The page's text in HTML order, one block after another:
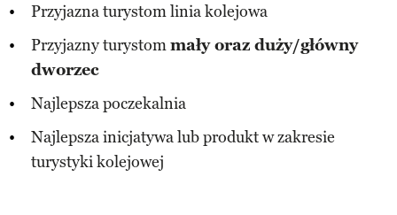
Przyjazna turystom linia kolejowa
Przyjazny turystommały oraz duży/główny
dworzec
Najlepsza poczekalnia
Najlepsza inicjatywa lub produkt w zakresie
turystyki kolejowej